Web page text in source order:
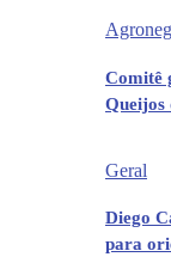
Comitê
Queijos
Geral
Diego
para